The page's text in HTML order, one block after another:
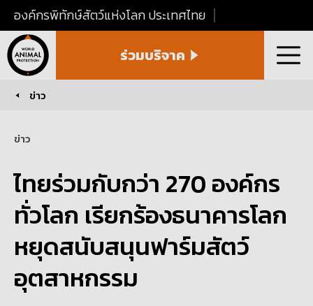
องค์กรพิทักษ์สัตว์แห่งโลก ประเทศไทย
Animal
Protection
ร่วมบริจาค เมนู
You are here:
ข่าว
ไทยร่วมกับกว่า 270 องค์กร
ทั่วโลก เรียกร้องธนาคารโลก
หยุดสนับสนุนฟาร์มสัตว์
อุตสาหกรรม
ข่าว